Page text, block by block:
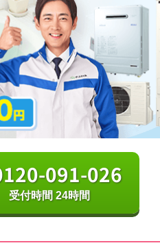
091-026
受付時間 24時間